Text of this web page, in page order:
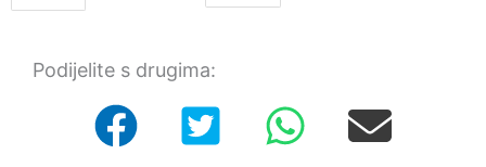
Podijelite s drugima: